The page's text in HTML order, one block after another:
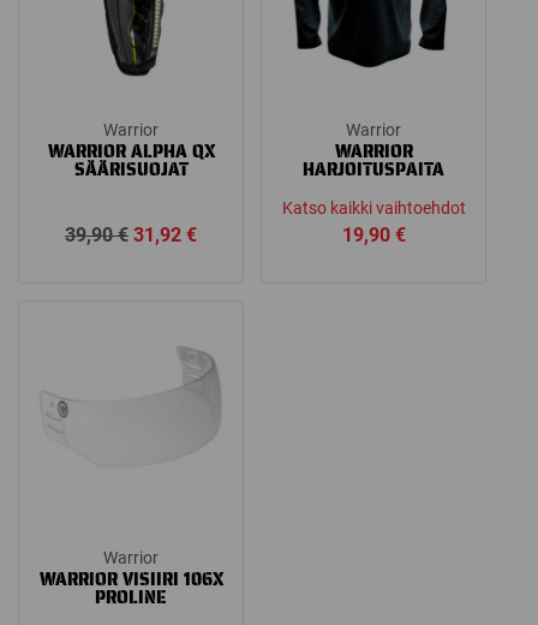
Warrior
WARRIOR ALPHA QX
SÄÄRISUOJAT
39,90€ Alkuperäinen
31,92€Nykyinen
Warrior
WARRIOR
HARJOITUSPAITA
Katso kaikki vaihtoehdot
19,90 €
Warrior
WARRIOR VISIIRI 106X
PROLINE